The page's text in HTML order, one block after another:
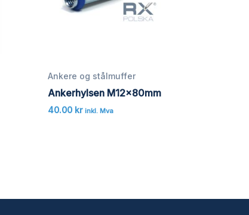
Ankere og stålmuffer
Ankerhylsen M12x80mm
40.00 kr inkl. Mva